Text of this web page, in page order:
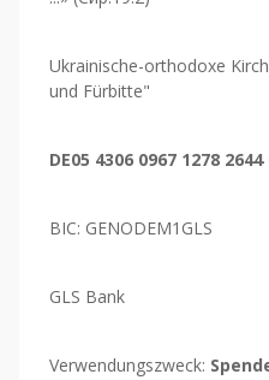
Ukrainische-orthodoxe
und Fürbitte"
DE05 4306 0967 1278 2644
BIC: GENODEM1GLS
GLS Bank
Verwendungszweck: